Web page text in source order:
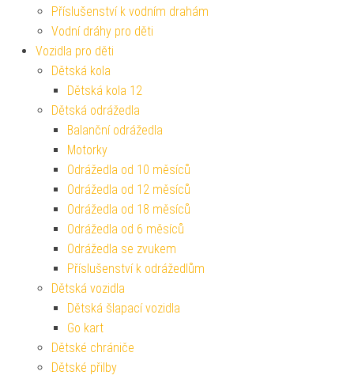
Příslušenství k vodním drahám
Vodní dráhy pro děti
Vozidla pro děti
Dětská kola
Dětská kola 12
Dětská odrážedla
Balanční odrážedla
Motorky
Odrážedla od 10 měsíců
Odrážedla od 12 měsíců
Odrážedla od 18 měsíců
Odrážedla od 6 měsíců
Odrážedla se zvukem
Příslušenství k odrážedlům
Dětská vozidla
Dětská šlapací vozidla
Go kart
Dětské chrániče
Dětské přilby